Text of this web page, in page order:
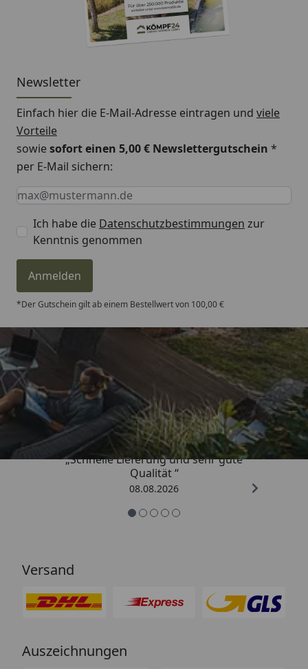
Newsletter
Einfach hier die E-Mail-Adresse eintragen und viele
Vorteile
sowiesofort einen 5,00 € Newslettergutschein *
per E-Mail sichern:
Keine Eingabe erforderlich
Eingabe erforderlich
E-Mail *
Ich habe die Datenschutzbestimmungen zur
Kenntnis genommen
Anmelden
*Der Gutschein gilt ab einem Bestellwert von 100,00 €
Trusted Shops
4,81/ 5
„Schnelle Lieferung und sehr gute
Qualität “
08.08.2026
Versand
Auszeichnungen